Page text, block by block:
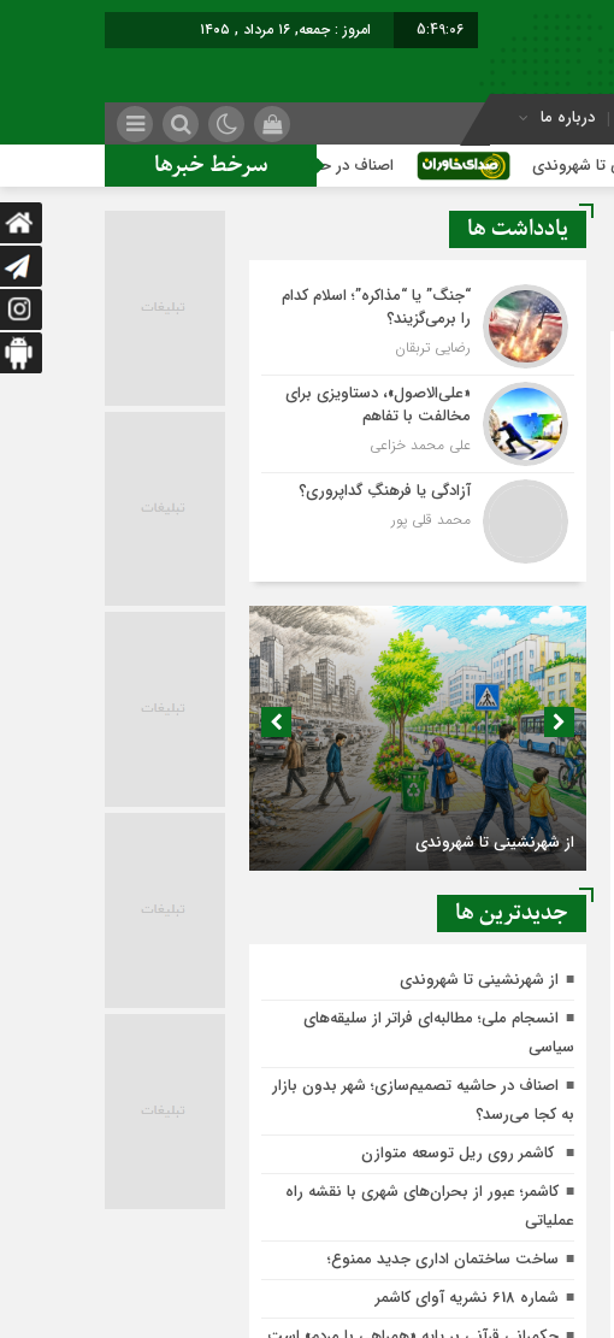
5:49:06 امروز : جمعه, ۱۶ مرداد , ۱۴۰۵
درباره ما
سرخط خبرها
اصناف در حاشیه تصمیم‌سازی؛ شهر بدون بازار به کجا می‌رسد؟
یادداشت ها
“جنگ” یا “مذاکره”؛ اسلام کدام
را برمی‌گزیند؟
رضایی تربقان
«علی‌الاصول»، دستاویزی برای
مخالفت با تفاهم
علی محمد خزاعی
آزادگی یا فرهنگِ گداپروری؟
محمد قلی پور
اصناف در حاشیه تصمیم‌سازی؛ شهر بدون بازار به
کجا می‌رسد؟
جديدترين ها
از شهرنشینی تا شهروندی
انسجام ملی؛ مطالبه‌ای فراتر از سلیقه‌های
سیاسی
اصناف در حاشیه تصمیم‌سازی؛ شهر بدون بازار
به کجا می‌رسد؟
کاشمر روی ریل توسعه متوازن
کاشمر؛ عبور از بحران‌های شهری با نقشه راه
عملیاتی
ساخت ساختمان اداری جدید ممنوع؛
شماره 618 نشریه آوای کاشمر